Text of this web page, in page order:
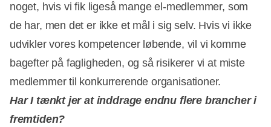
noget, hvis vi fik ligeså mange el-medlemmer, som
de har, men det er ikke et mål i sig selv. Hvis vi ikke
udvikler vores kompetencer løbende, vil vi komme
bagefter på fagligheden, og så risikerer vi at miste
medlemmer til konkurrerende organisationer.
Har I tænkt jer at inddrage endnu flere brancher i
fremtiden?